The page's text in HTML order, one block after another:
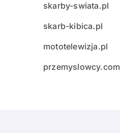
skarby-swiata.pl
skarb-kibica.pl
mototelewizja.pl
przemyslowcy.com